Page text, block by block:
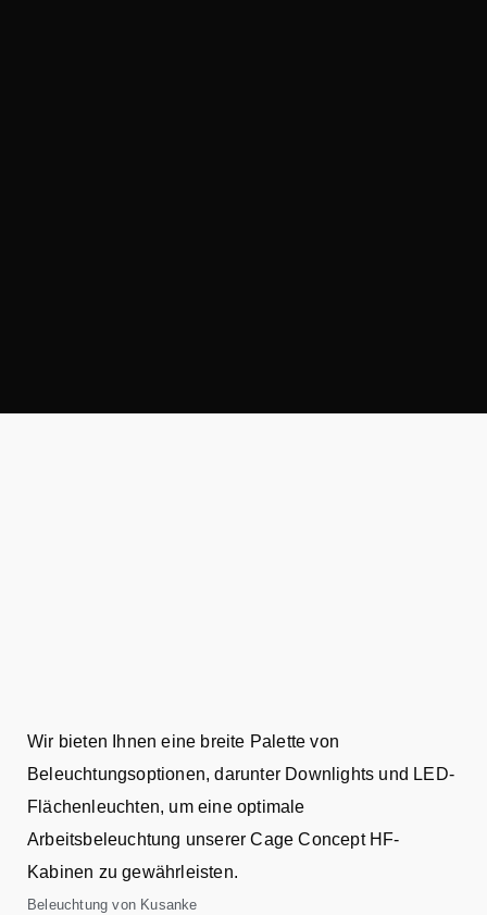
Wir bieten Ihnen eine breite Palette von
Beleuchtungsoptionen, darunter Downlights und LED-
Flächenleuchten, um eine optimale
Arbeitsbeleuchtung unserer Cage Concept HF-
Kabinen zu gewährleisten.
Beleuchtung von Kusanke